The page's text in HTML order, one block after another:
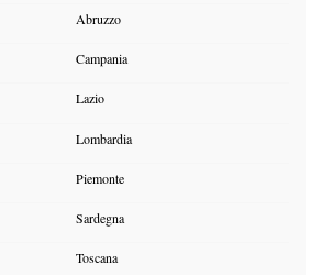
Abruzzo
Campania
Lazio
Lombardia
Piemonte
Sardegna
Toscana